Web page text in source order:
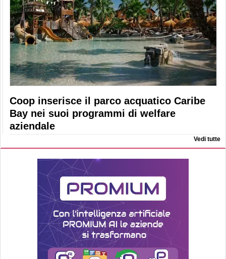
Coop inserisce il parco acquatico Caribe
Bay nei suoi programmi di welfare
aziendale
Vedi tutte